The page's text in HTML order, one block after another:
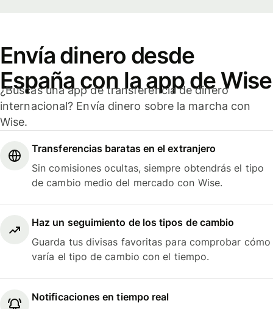
Envía dinero desde
España con la app de Wise
¿Buscas una app de transferencia de dinero
internacional? Envía dinero sobre la marcha con
Wise.
Transferencias baratas en el extranjero
Sin comisiones ocultas, siempre obtendrás el tipo
de cambio medio del mercado con Wise.
Haz un seguimiento de los tipos de cambio
Guarda tus divisas favoritas para comprobar cómo
varía el tipo de cambio con el tiempo.
Notificaciones en tiempo real